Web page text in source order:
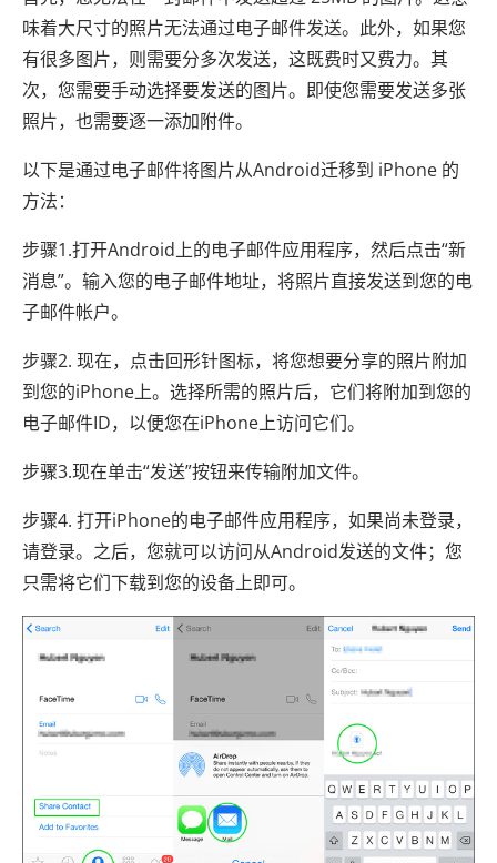
味着大尺寸的照片无法通过电子邮件发送。此外，如果您
有很多图片，则需要分多次发送，这既费时又费力。其
次，您需要手动选择要发送的图片。即使您需要发送多张
照片，也需要逐一添加附件。
以下是通过电子邮件将图片从Android迁移到 iPhone 的
方法：
步骤1.打开Android上的电子邮件应用程序，然后点击“新
消息”。输入您的电子邮件地址，将照片直接发送到您的电
子邮件帐户。
步骤2. 现在，点击回形针图标，将您想要分享的照片附加
到您的iPhone上。选择所需的照片后，它们将附加到您的
电子邮件ID，以便您在iPhone上访问它们。
步骤3.现在单击“发送”按钮来传输附加文件。
步骤4. 打开iPhone的电子邮件应用程序，如果尚未登录，
请登录。之后，您就可以访问从Android发送的文件；您
只需将它们下载到您的设备上即可。